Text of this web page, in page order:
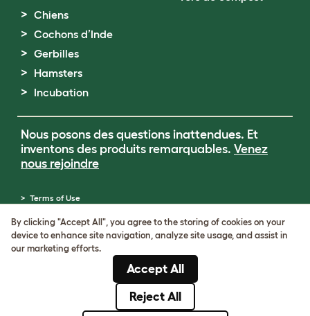
Chiens
Cochons d’Inde
Gerbilles
Hamsters
Incubation
Nous posons des questions inattendues. Et
inventons des produits remarquables. Venez
nous rejoindre
Terms of Use
Cookie Settings
Sitemap
Numéro de TVA: FR34839369105
Numéro d’immatriculation de l’entreprise:
By clicking "Accept All", you agree to the storing of cookies on your
device to enhance site navigation, analyze site usage, and assist in
our marketing efforts.
Accept All
Reject All